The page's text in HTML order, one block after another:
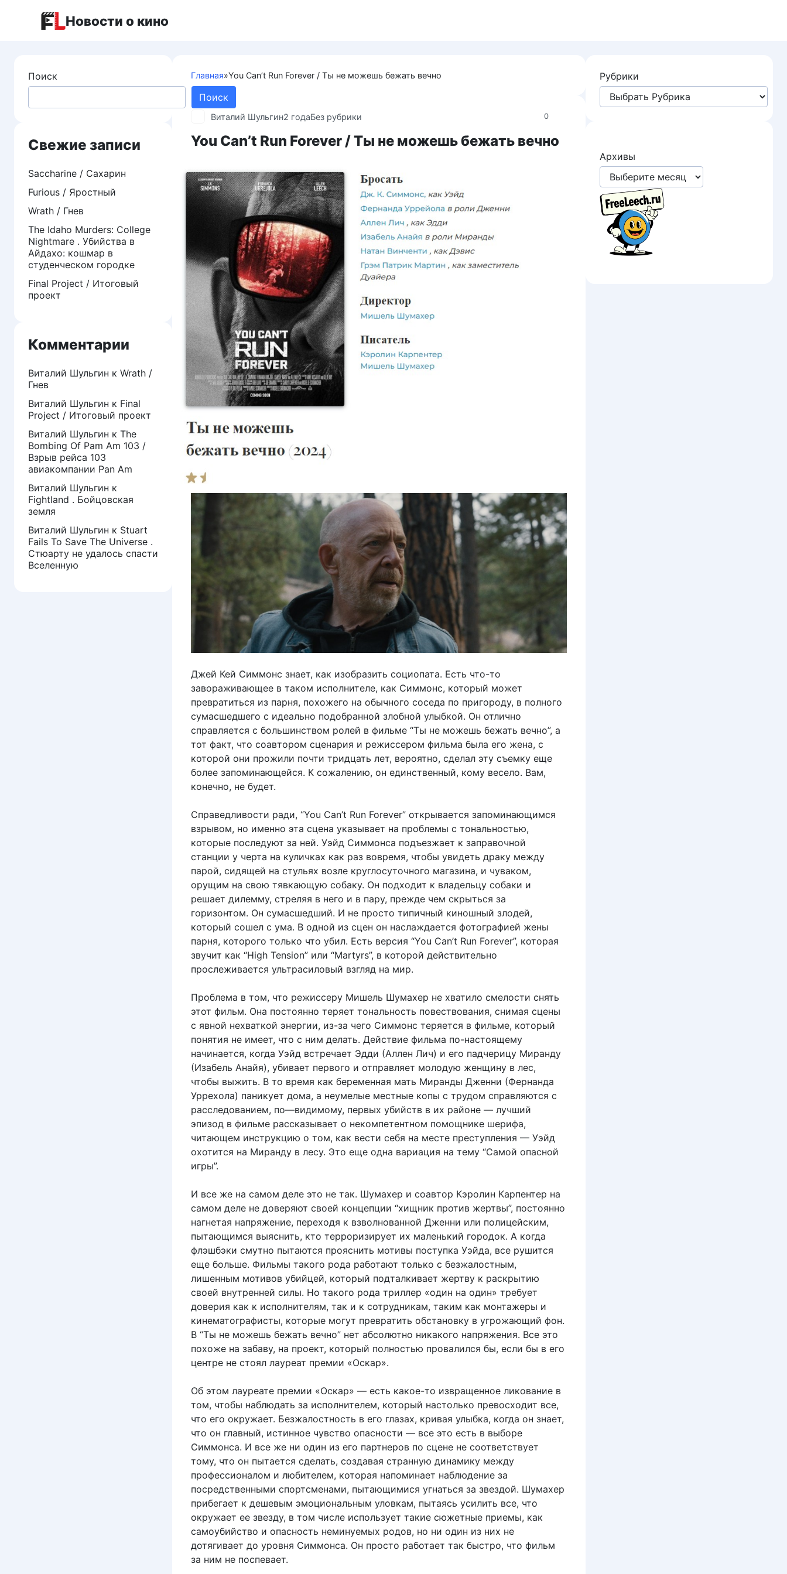
Новости о кино
Главная»You Can’t Run Forever / Ты не можешь бежать вечно
0
Виталий Шульгин2 годаБез рубрики
You Can’t Run Forever / Ты не можешь бежать вечно
Джей Кей Симмонс знает, как изобразить социопата. Есть что-то
завораживающее в таком исполнителе, как Симмонс, который может
превратиться из парня, похожего на обычного соседа по пригороду, в полного
сумасшедшего с идеально подобранной злобной улыбкой. Он отлично
справляется с большинством ролей в фильме “Ты не можешь бежать вечно”, а
тот факт, что соавтором сценария и режиссером фильма была его жена, с
которой они прожили почти тридцать лет, вероятно, сделал эту съемку еще
более запоминающейся. К сожалению, он единственный, кому весело. Вам,
конечно, не будет.
Справедливости ради, “You Can’t Run Forever” открывается запоминающимся
взрывом, но именно эта сцена указывает на проблемы с тональностью,
которые последуют за ней. Уэйд Симмонса подъезжает к заправочной
станции у черта на куличках как раз вовремя, чтобы увидеть драку между
парой, сидящей на стульях возле круглосуточного магазина, и чуваком,
орущим на свою тявкающую собаку. Он подходит к владельцу собаки и
решает дилемму, стреляя в него и в пару, прежде чем скрыться за
горизонтом. Он сумасшедший. И не просто типичный киношный злодей,
который сошел с ума. В одной из сцен он наслаждается фотографией жены
парня, которого только что убил. Есть версия “You Can’t Run Forever”, которая
звучит как “High Tension” или “Martyrs”, в которой действительно
прослеживается ультрасиловый взгляд на мир.
Проблема в том, что режиссеру Мишель Шумахер не хватило смелости снять
этот фильм. Она постоянно теряет тональность повествования, снимая сцены
с явной нехваткой энергии, из-за чего Симмонс теряется в фильме, который
понятия не имеет, что с ним делать. Действие фильма по-настоящему
начинается, когда Уэйд встречает Эдди (Аллен Лич) и его падчерицу Миранду
(Изабель Анайя), убивает первого и отправляет молодую женщину в лес,
чтобы выжить. В то время как беременная мать Миранды Дженни (Фернанда
Уррехола) паникует дома, а неумелые местные копы с трудом справляются с
расследованием, по—видимому, первых убийств в их районе — лучший
эпизод в фильме рассказывает о некомпетентном помощнике шерифа,
читающем инструкцию о том, как вести себя на месте преступления — Уэйд
охотится на Миранду в лесу. Это еще одна вариация на тему “Самой опасной
игры”.
И все же на самом деле это не так. Шумахер и соавтор Кэролин Карпентер на
самом деле не доверяют своей концепции “хищник против жертвы”, постоянно
нагнетая напряжение, переходя к взволнованной Дженни или полицейским,
пытающимся выяснить, кто терроризирует их маленький городок. А когда
флэшбэки смутно пытаются прояснить мотивы поступка Уэйда, все рушится
еще больше. Фильмы такого рода работают только с безжалостным,
лишенным мотивов убийцей, который подталкивает жертву к раскрытию
своей внутренней силы. Но такого рода триллер «один на один» требует
доверия как к исполнителям, так и к сотрудникам, таким как монтажеры и
кинематографисты, которые могут превратить обстановку в угрожающий фон.
В “Ты не можешь бежать вечно” нет абсолютно никакого напряжения. Все это
похоже на забаву, на проект, который полностью провалился бы, если бы в его
центре не стоял лауреат премии «Оскар».
Об этом лауреате премии «Оскар» — есть какое-то извращенное ликование в
том, чтобы наблюдать за исполнителем, который настолько превосходит все,
что его окружает. Безжалостность в его глазах, кривая улыбка, когда он знает,
что он главный, истинное чувство опасности — все это есть в выборе
Симмонса. И все же ни один из его партнеров по сцене не соответствует
тому, что он пытается сделать, создавая странную динамику между
профессионалом и любителем, которая напоминает наблюдение за
посредственными спортсменами, пытающимися угнаться за звездой. Шумахер
прибегает к дешевым эмоциональным уловкам, пытаясь усилить все, что
окружает ее звезду, в том числе использует такие сюжетные приемы, как
самоубийство и опасность неминуемых родов, но ни один из них не
дотягивает до уровня Симмонса. Он просто работает так быстро, что фильм
за ним не поспевает.
Поиск
Поиск
Свежие записи
Saccharine / Сахарин
Furious / Яростный
Wrath / Гнев
The Idaho Murders: College
Nightmare . Убийства в
Айдахо: кошмар в
студенческом городке
Final Project / Итоговый
проект
Комментарии
Виталий Шульгин к Wrath /
Гнев
Виталий Шульгин к Final
Project / Итоговый проект
Виталий Шульгин к The
Bombing Of Pam Am 103 /
Взрыв рейса 103
авиакомпании Pan Am
Виталий Шульгин к
Fightland . Бойцовская
земля
Виталий Шульгин к Stuart
Fails To Save The Universe .
Стюарту не удалось спасти
Вселенную
Рубрики
Архивы